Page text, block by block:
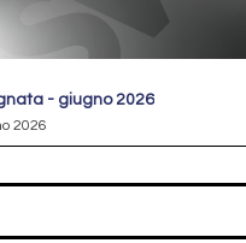
- giugno 2026
2026